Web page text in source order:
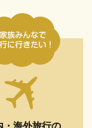
・海外旅行の